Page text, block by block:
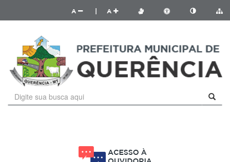
A A